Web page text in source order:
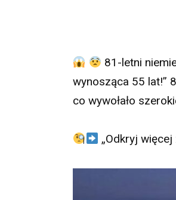
81-letni
wynosząca 55 lat!”
co wywołało
„Odkryj